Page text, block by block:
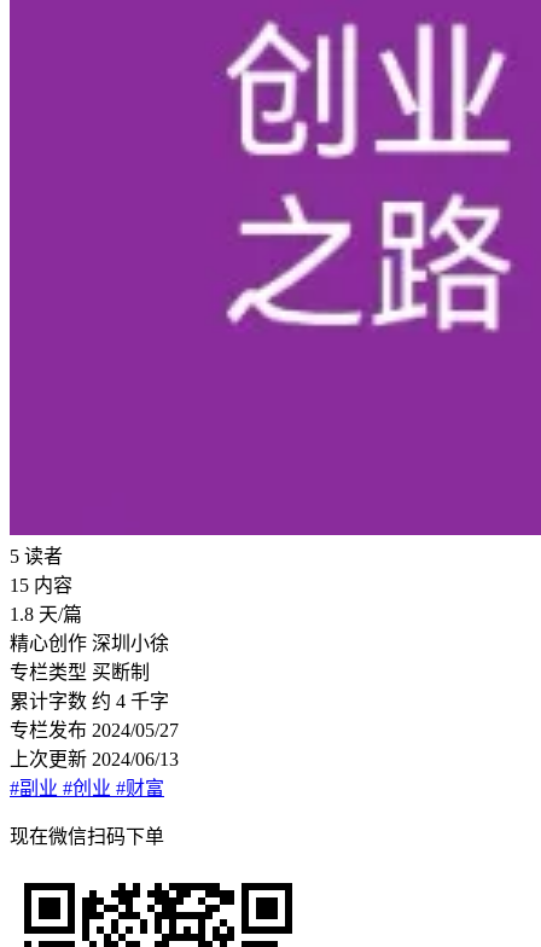
5 读者
15 内容
1.8 天/篇
精心创作 深圳小徐
专栏类型 买断制
累计字数 约 4 千字
专栏发布 2024/05/27
上次更新 2024/06/13
#副业 #创业 #财富
现在微信扫码下单